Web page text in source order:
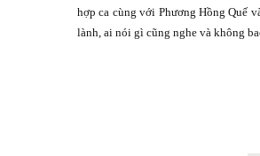
hợp ca cùng với Phương Hồng Quế
lành, ai nói gì cũng nghe và không